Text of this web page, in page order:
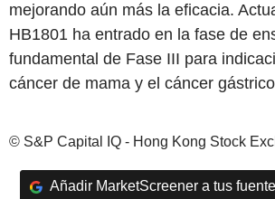
mejorando aún más la eficacia.
HB1801 ha entrado en la fase de
fundamental de Fase III para
cáncer de mama y el cáncer
© S&P Capital IQ - Hong Kong Stock
Añadir MarketScreener a tus